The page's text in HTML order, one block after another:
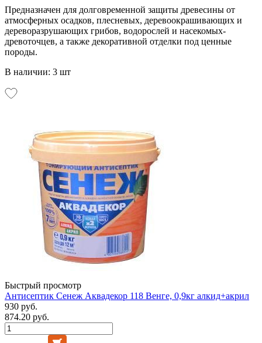
Предназначен для долговременной защиты древесины от
атмосферных осадков, плесневых, деревоокрашивающих и
дереворазрушающих грибов, водорослей и насекомых-
древоточцев, а также декоративной отделки под ценные
породы.
В наличии: 3 шт
Быстрый просмотр
Антисептик Сенеж Аквадекор 118 Венге, 0,9кг алкид+акрил
930 руб.
874.20 руб.